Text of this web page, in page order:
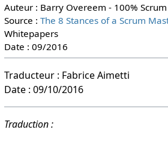
Auteur : Barry Overeem - 100%
Source : The 8 Stances of a Scrum
Whitepapers
Date : 09/2016
Traducteur : Fabrice Aimetti
Date : 09/10/2016
Traduction :